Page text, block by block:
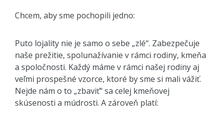
Chcem, aby sme pochopili jedno:
Puto lojality nie je samo o sebe „zlé“. Zabezpečuje
naše prežitie, spolunažívanie v rámci rodiny, kmeňa
a spoločnosti. Každý máme v rámci našej rodiny aj
veľmi prospešné vzorce, ktoré by sme si mali vážiť.
Nejde nám o to „zbaviť“ sa celej kmeňovej
skúsenosti a múdrosti. A zároveň platí: